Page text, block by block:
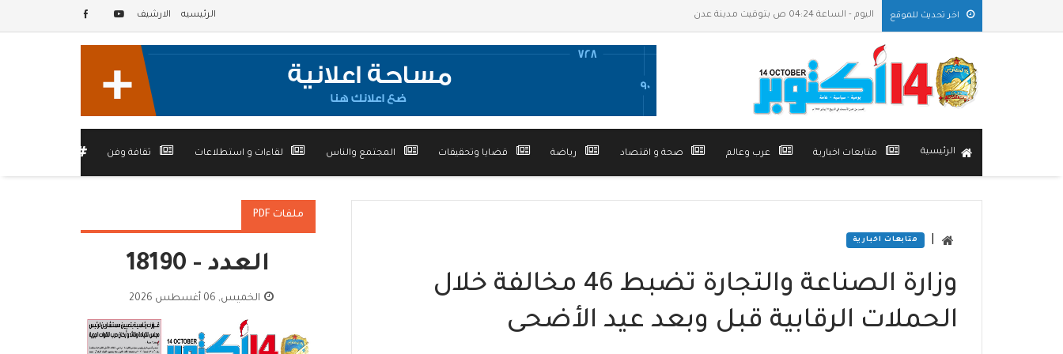
اخر تحديث للموقع اليوم - الساعة 04:24 ص بتوقيت مدينة عدن الرئيسيه الارشيف
الرئيسية متابعات اخبارية عرب وعالم صحة و اقتصاد رياضة قضايا وتحقيقات المجتمع والناس لقاءات و استطلاعات ثقافة وفن
متابعات اخبارية
وزارة الصناعة والتجارة تضبط 46 مخالفة خلال
الحملات الرقابية قبل وبعد عيد الأضحى
ملفات PDF
العدد - 18190
الخميس, 06 أغسطس 2026